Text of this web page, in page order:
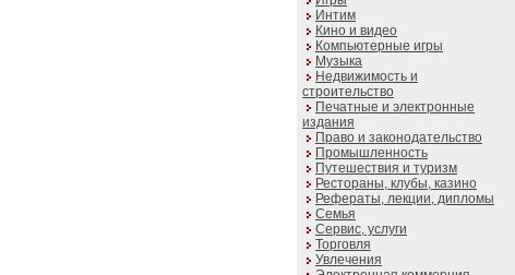
Интим
Кино и видео
Компьютерные игры
Музыка
Недвижимость и
строительство
Печатные и электронные
издания
Право и законодательство
Промышленность
Путешествия и туризм
Рестораны, клубы, казино
Рефераты, лекции, дипломы
Семья
Сервис, услуги
Торговля
Увлечения